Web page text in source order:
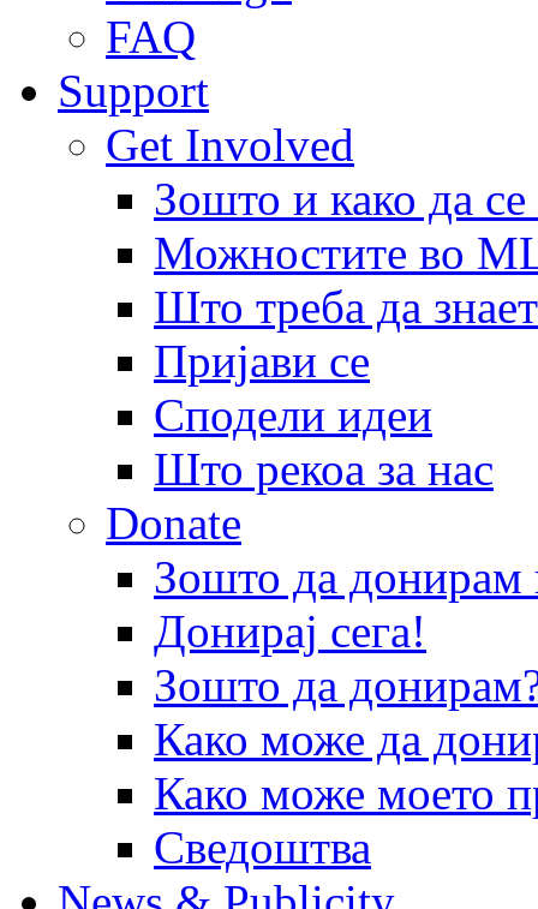
FAQ
Support
Get Involved
Зошто и како да
Можностите во
Што треба да
Пријави се
Сподели идеи
Што рекоа за нас
Donate
Зошто да
Донирај сега!
Зошто да
Како може да
Како може моето
Сведоштва